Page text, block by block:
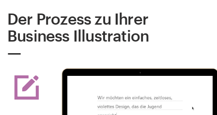
Der Prozess zu Ihrer
Business Illustration